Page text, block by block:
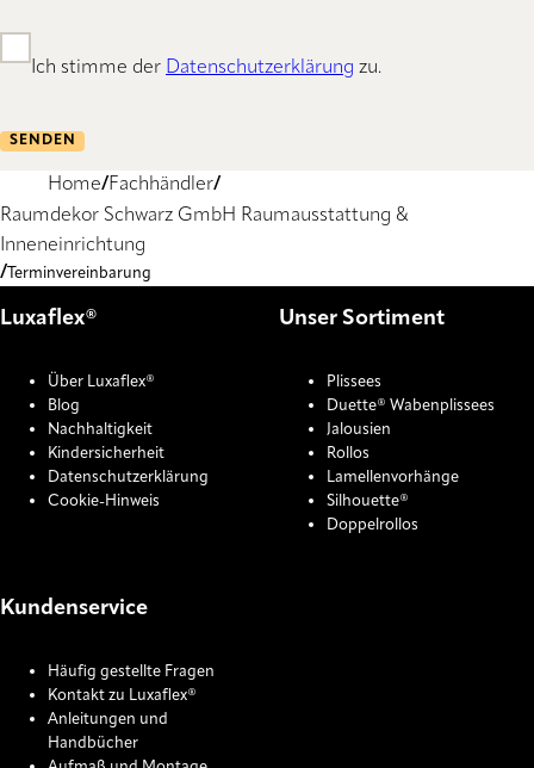
Ich stimme der Datenschutzerklärung zu.
SENDEN
Home Fachhändler
Raumdekor Schwarz GmbH Raumausstattung &
Inneneinrichtung
Terminvereinbarung
Luxaflex®
Über Luxaflex®
Blog
Nachhaltigkeit
Kindersicherheit
Datenschutzerklärung
Cookie-Hinweis
Unser Sortiment
Plissees
Duette® Wabenplissees
Jalousien
Rollos
Lamellenvorhänge
Silhouette®
Doppelrollos
Kundenservice
Häufig gestellte Fragen
Kontakt zu Luxaflex®
Anleitungen und
Handbücher